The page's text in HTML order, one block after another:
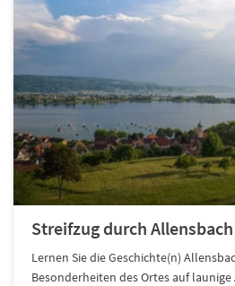
Streifzug durch Allensbach
Lernen Sie die Geschichte(n)
Besonderheiten des Ortes auf